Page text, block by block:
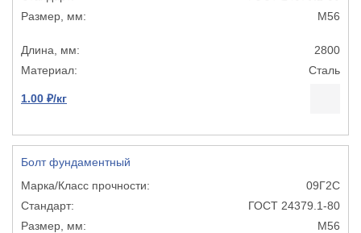
М56
2800
Сталь
1.00 ₽/кг
Болт фундаментный
09Г2С
ГОСТ 24379.1-80
М56